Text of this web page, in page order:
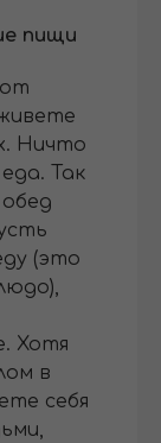
пищи
Ничто
Так
(это
Хотя
в
себя